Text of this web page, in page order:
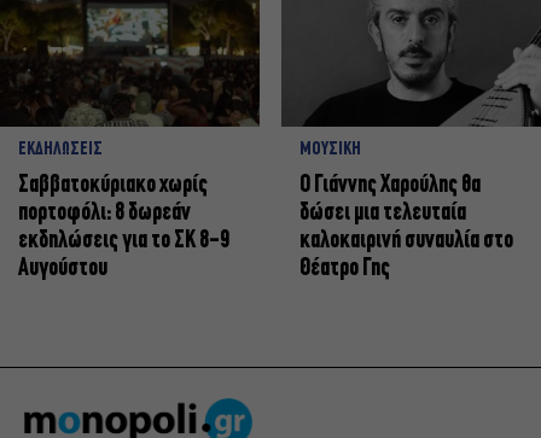
ΕΚΔΗΛΩΣΕΙΣ
Σαββατοκύριακο χωρίς
πορτοφόλι: 8 δωρεάν
εκδηλώσεις για το ΣΚ 8-9
Αυγούστου
ΜΟΥΣΙΚΗ
Ο Γιάννης Χαρούλης θα
δώσει μια τελευταία
καλοκαιρινή συναυλία στο
Θέατρο Γης